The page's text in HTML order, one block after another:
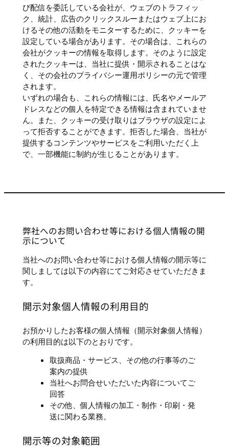
び配信を委託している会社が、ウェブのトラフィッ
ク、統計、広告のクリックスルーまたはウェブ上にお
けるその他の活動をモニターするために、クッキーを
設定している場合があります。その場合は、これらの
会社がクッキーの情報を取得します。そのように設定
されたクッキーは、当社に提供・開示されることはな
く、その会社のプライバシー運用ポリシーの元で管理
されます。
いずれの場合も、これらの情報には、氏名やメールア
ドレスなどの個人を特定できる情報は含まれていませ
ん。また、クッキーの受け取りはブラウザの設定によ
って拒否することができます。拒否した場合、当社が
提供するコンテンツやサービスをご利用いただく上
で、一部機能に制約が生じることがあります。
弊社へのお問い合わせ等における個人情報の開
示について
当社へのお問い合わせ等における個人情報の開示等に
関しましては以下の内容にてご対応させていただきま
す。
開示対象個人情報の利用目的
お預かりしたお客様の個人情報（開示対象個人情報）
の利用目的は以下のとおりです。
取扱商品・サービス、その他の行事等のご
案内の提供
当社へお問合せいただいた内容についてご
回答
その他、個人情報の加工・制作・印刷・発
送に関わる業務。
開示等の対象範囲